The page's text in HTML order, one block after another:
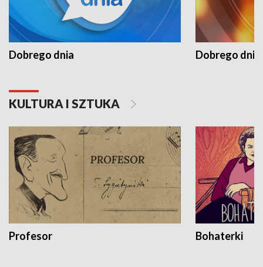
Dobrego dnia Dobrego dnia
KULTURA I SZTUKA
Profesor Bohaterki